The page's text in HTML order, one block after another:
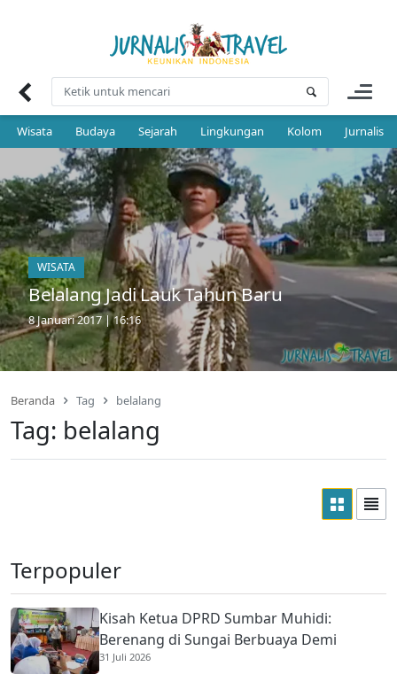
Wisata Budaya Sejarah Lingkungan Kolom Jurnalis
WISATA
Belalang Jadi Lauk Tahun Baru
8 Januari 2017 | 16:16
Beranda Tag belalang
Tag: belalang
Terpopuler
Kisah Ketua DPRD Sumbar Muhidi:
Berenang di Sungai Berbuaya Demi
Membantu Ekonomi Orang Tua
31 Juli 2026